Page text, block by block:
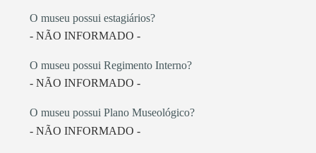
O museu possui estagiários?
- NÃO INFORMADO -
O museu possui Regimento Interno?
- NÃO INFORMADO -
O museu possui Plano Museológico?
- NÃO INFORMADO -